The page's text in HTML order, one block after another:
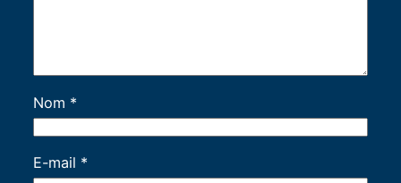
Nom *
E-mail *